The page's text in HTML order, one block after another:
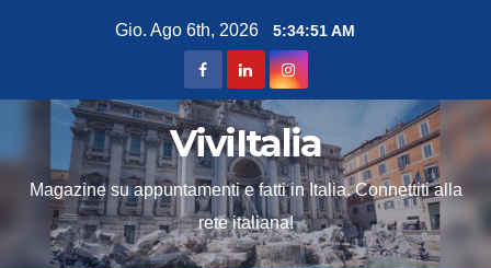
Gio. Ago 6th, 2026 5:34:52 AM
ViviItalia
Magazine su appuntamenti e fatti in Italia. Connettiti alla
rete italiana!